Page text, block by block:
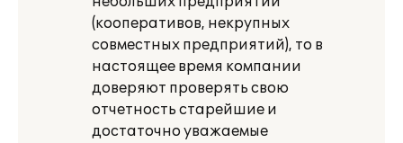
(кооперативов, некрупных
совместных предприятий), то в
настоящее время компании
доверяют проверять свою
отчетность старейшие и
достаточно уважаемые